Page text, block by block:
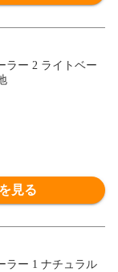
ラー 2 ライトベー
見る
ラー 1 ナチュラル